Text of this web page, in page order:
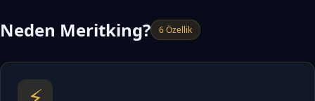
Neden Meritking? 6 Özellik